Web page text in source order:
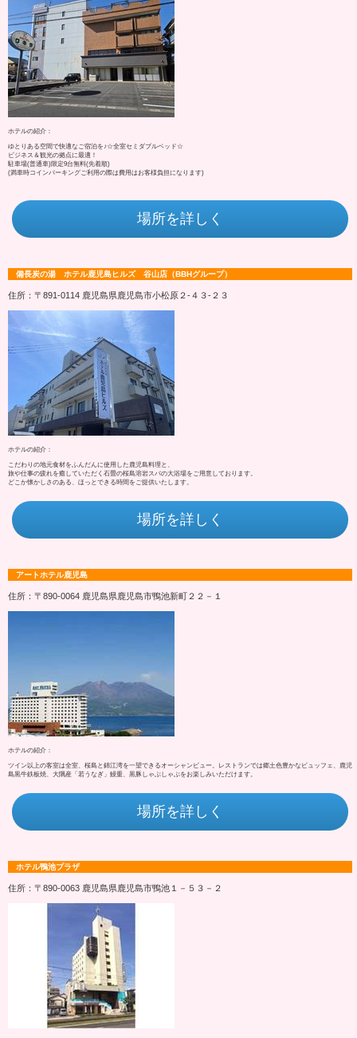
ホテルの紹介：
ゆとりある空間で快適なご宿泊を♪☆全室セミダブルベッド☆
ビジネス＆観光の拠点に最適！
駐車場(普通車)限定9台無料(先着順)
(満車時コインパーキングご利用の際は費用はお客様負担になります)
場所を詳しく
備長炭の湯 ホテル鹿児島ヒルズ 谷山店（BBHグループ）
住所：〒891-0114 鹿児島県鹿児島市小松原２‐４３‐２３
ホテルの紹介：
こだわりの地元食材をふんだんに使用した鹿児島料理と、
旅や仕事の疲れを癒していただく石畳の桜島溶岩スパの大浴場をご用意しております。
どこか懐かしさのある、ほっとできる時間をご提供いたします。
場所を詳しく
アートホテル鹿児島
住所：〒890-0064 鹿児島県鹿児島市鴨池新町２２－１
ホテルの紹介：
ツイン以上の客室は全室、桜島と錦江湾を一望できるオーシャンビュー。レストランでは郷土色豊かなビュッフェ、鹿児
島黒牛鉄板焼、大隅産「若うなぎ」鰻重、黒豚しゃぶしゃぶをお楽しみいただけます。
場所を詳しく
ホテル鴨池プラザ
住所：〒890-0063 鹿児島県鹿児島市鴨池１－５３－２